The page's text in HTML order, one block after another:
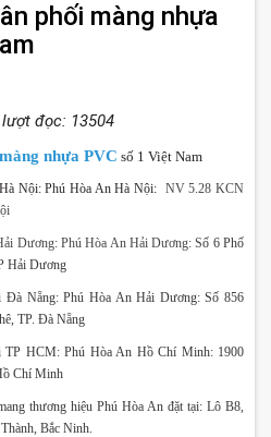
n
phối màng nhựa
đọc: 13504
màng nhựa PVC số 1 Việt Nam
Nội: Phú Hòa An Hà Nội: NV 5.28 KCN
Dương: Phú Hòa An Hải Dương: Số 6 Phố
Hải Dương
Đà Nẵng: Phú Hòa An Hải Dương:Số 856
TP. Đà Nẵng
TP HCM: Phú Hòa An Hồ Chí Minh: 1900
Chí Minh
thương hiệu Phú Hòa An đặt tại: Lô B8,
Bắc Ninh.